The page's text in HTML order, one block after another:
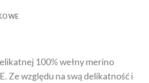
100% wełny merino
Ze względu na swą delikatność i